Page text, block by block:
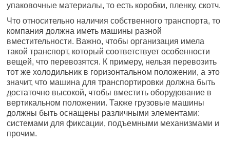
упаковочные материалы, то есть коробки, пленку, скотч.
Что относительно наличия собственного транспорта, то
компания должна иметь машины разной
вместительности. Важно, чтобы организация имела
такой транспорт, который соответствует особенности
вещей, что перевозятся. К примеру, нельзя перевозить
тот же холодильник в горизонтальном положении, а это
значит, что машина для транспортировки должна быть
достаточно высокой, чтобы вместить оборудование в
вертикальном положении. Также грузовые машины
должны быть оснащены различными элементами:
системами для фиксации, подъемными механизмами и
прочим.